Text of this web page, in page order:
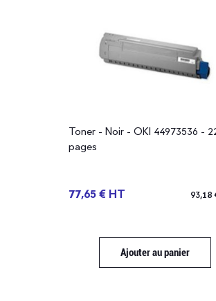
Toner - Noir - OKI 44973536 -
pages
77,65 € HT 93,18
Ajouter au panier